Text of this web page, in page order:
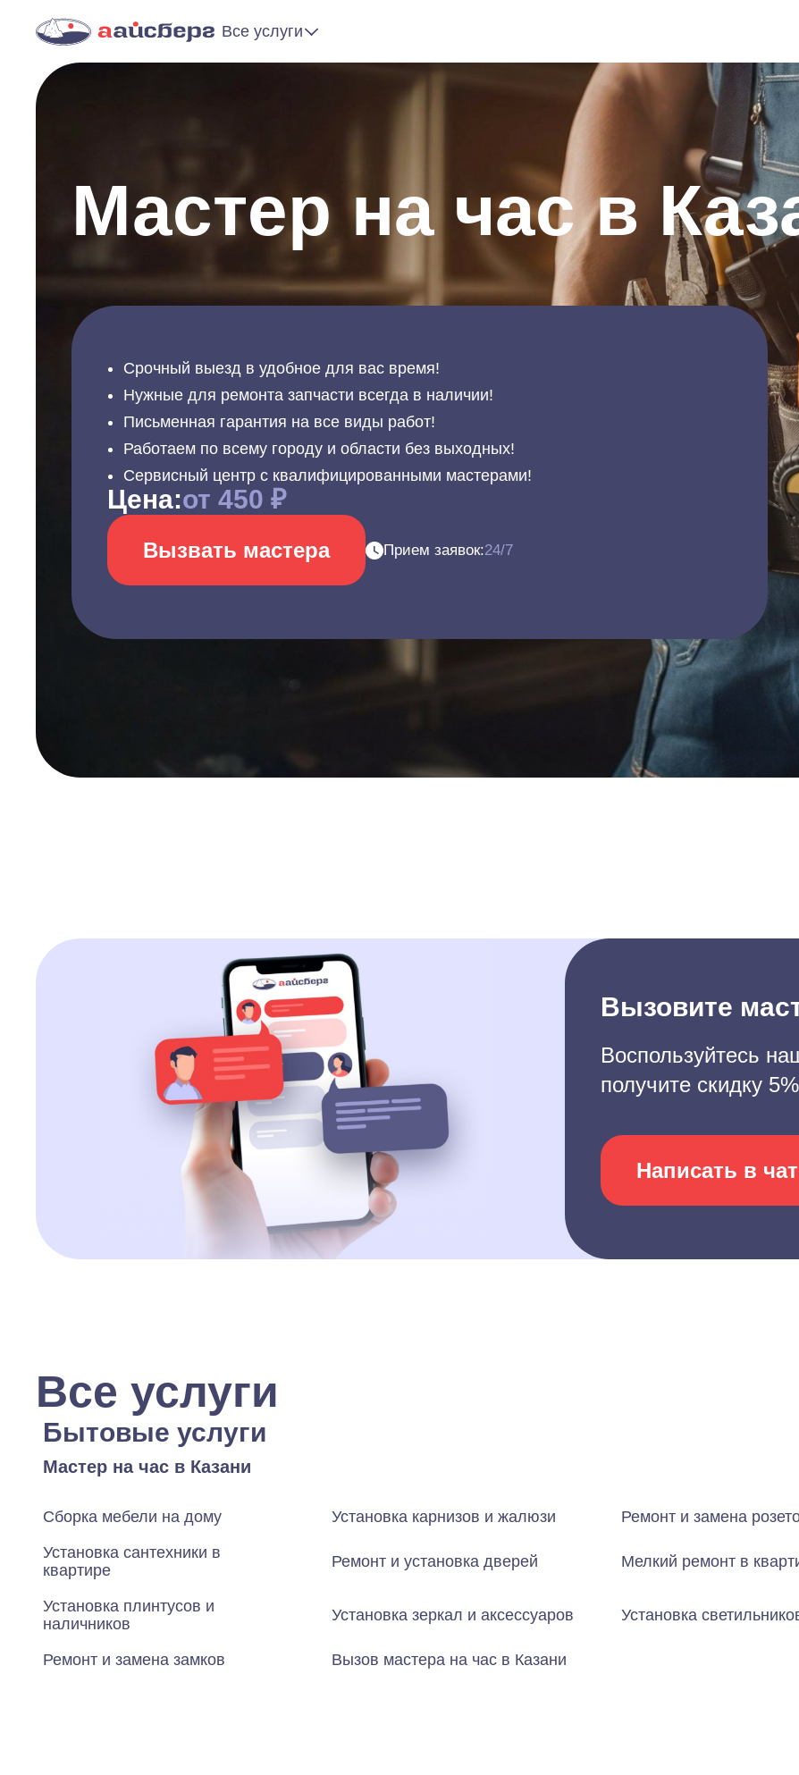
Все услуги
Мастер на час в
Срочный выезд в удобное для вас время!
Нужные для ремонта запчасти всегда в наличии!
Письменная гарантия на все виды работ!
Работаем по всему городу и области без выходных!
Сервисный центр с квалифицированными мастерами!
Цена:от 450 ₽
Вызвать мастера Прием заявок:24/7
Вызовите
Воспользуйтесь
получите скидку
Написать в чат
Все услуги
Бытовые услуги
Мастер на час в Казани
Сборка мебели на дому Установка карнизов и жалюзи Ремонт и замена
Установка сантехники в
квартире
Ремонт и установка дверей Мелкий ремонт в
Установка плинтусов и
наличников
Установка зеркал и аксессуаров Установка
Ремонт и замена замков
Вызов мастера на час в Казани